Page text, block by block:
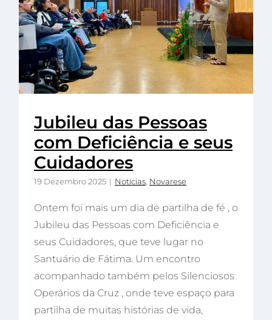
Jubileu das Pessoas
com Deficiência e seus
Cuidadores
19 Dezembro 2025 | Notícias Novarese
Ontem foi mais um dia de partilha de fé , o
Jubileu das Pessoas com Deficiência e
seus Cuidadores, que teve lugar no
Santuário de Fátima. Um encontro
acompanhado também pelos Silenciosos
Operários da Cruz , onde teve espaço para
partilha de muitas histórias de vida,